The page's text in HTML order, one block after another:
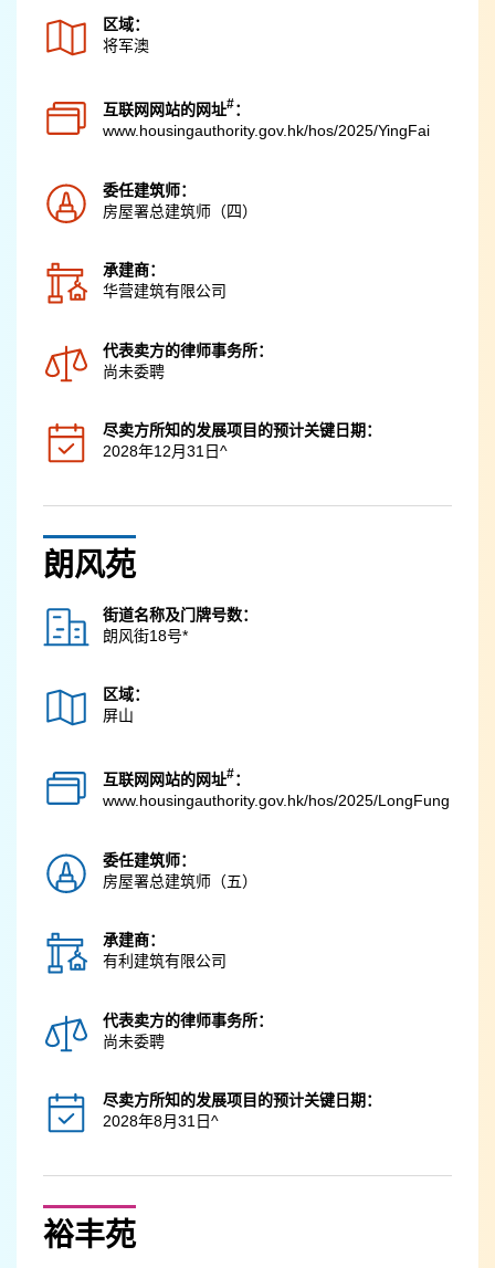
区域：
将军澳
互联网网站的网址#：
www.housingauthority.gov.hk/hos/2025/YingFai
委任建筑师：
房屋署总建筑师（四）
承建商：
华营建筑有限公司
代表卖方的律师事务所：
尚未委聘
尽卖方所知的发展项目的预计关键日期：
2028年12月31日^
朗风苑
街道名称及门牌号数：
朗风街18号*
区域：
屏山
互联网网站的网址#：
www.housingauthority.gov.hk/hos/2025/LongFung
委任建筑师：
房屋署总建筑师（五）
承建商：
有利建筑有限公司
代表卖方的律师事务所：
尚未委聘
尽卖方所知的发展项目的预计关键日期：
2028年8月31日^
裕丰苑